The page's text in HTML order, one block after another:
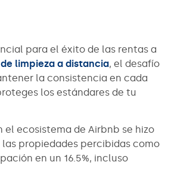
para el éxito de las rentas a
limpieza a distancia, el desafío
la consistencia en cada
los estándares de tu
el ecosistema de Airbnb se hizo
propiedades percibidas como
en un 16.5%, incluso